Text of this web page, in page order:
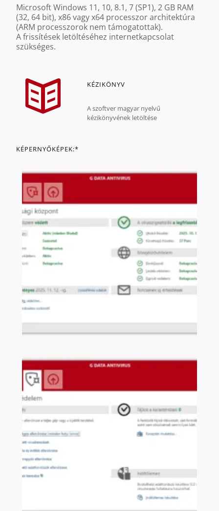
Microsoft Windows 11, 10, 8.1, 7 (SP1), 2 GB RAM
(32, 64 bit), x86 vagy x64 processzor architektúra
(ARM processzorok nem támogatottak).
A frissítések letöltéséhez internetkapcsolat
szükséges.
KÉZIKÖNYV
A szoftver magyar nyelvű
kézikönyvének letöltése
KÉPERNYŐKÉPEK:*